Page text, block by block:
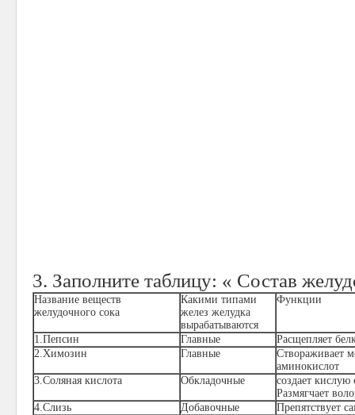
3. Заполните таблицу: « Состав
Название веществ
желудочного сока
Какими типами
желез желудка
вырабатываются
Функции
1.Пепсин Главные
Расщепляет
2.Химозин
Главные
Створаживает
аминокислот
3.Соляная кислота
Обкладочные
создает
Размягчает
4.Слизь
Добавочные Препятствует